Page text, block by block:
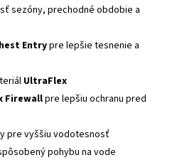
sezóny, prechodné obdobie a
Entrypre lepšie tesnenie a
UltraFlex
Firewallpre lepšiu ochranu pred
pre vyššiu vodotesnosť
pohybu na vode